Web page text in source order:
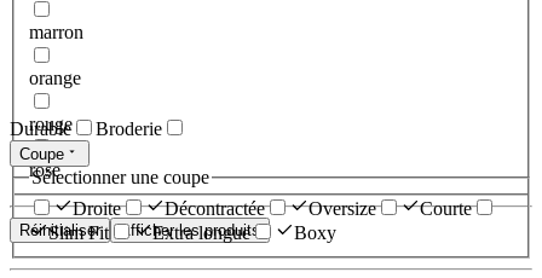
marron
orange
rouge
rose
Réinitialiser Afficher les produits
Durable Broderie
Coupe
Sélectionner une coupe
Droite
Décontractée Oversize
Courte
Slim Fit
Extra longue Boxy